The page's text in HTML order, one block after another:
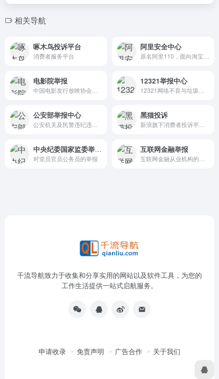
相关导航
啄木鸟投诉平台
消费者服务平台
阿里安全中心
电影院举报 12321举报中心
公安部举报中心 黑猫投诉
中央纪委国家监委举报网站
对党员官员公务员的举报
互联网金融举报
千流导航致力于收集和分享实用的网站以及软件工具，为您的
工作生活提供一站式启航服务。
申请收录 免责声明 广告合作 关于我们